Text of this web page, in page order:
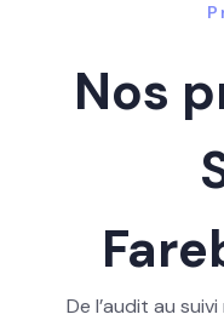
Nos
De l’audit au